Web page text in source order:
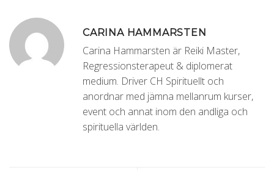
CARINA HAMMARSTEN
Carina Hammarsten är Reiki Master,
Regressionsterapeut & diplomerat
medium. Driver CH Spirituellt och
anordnar med jämna mellanrum kurser,
event och annat inom den andliga och
spirituella världen.